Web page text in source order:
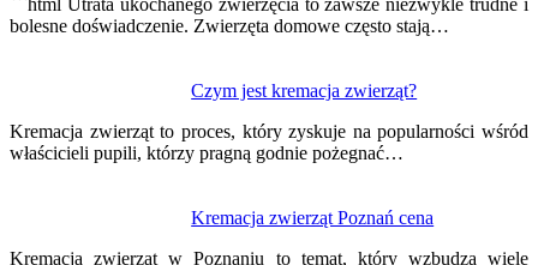
```html Utrata ukochanego zwierzęcia to zawsze niezwykle trudne i
bolesne doświadczenie. Zwierzęta domowe często stają…
Czym jest kremacja zwierząt?
Kremacja zwierząt to proces, który zyskuje na popularności wśród
właścicieli pupili, którzy pragną godnie pożegnać…
Kremacja zwierząt Poznań cena
Kremacja zwierząt w Poznaniu to temat, który wzbudza wiele